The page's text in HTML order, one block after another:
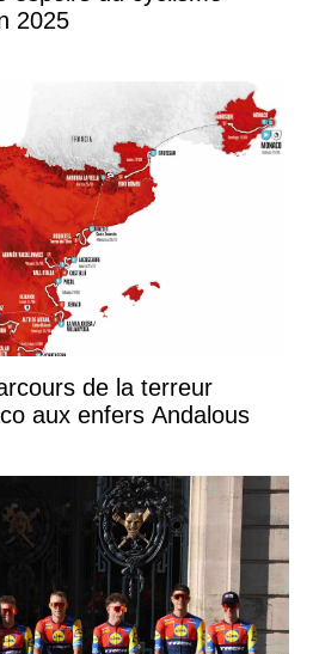
2025
de la terreur
aux enfers Andalous